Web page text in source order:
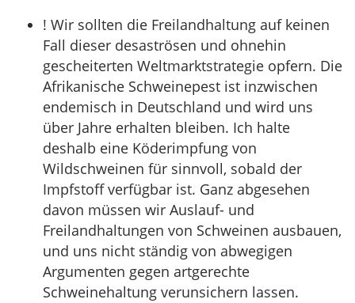
! Wir sollten die Freilandhaltung auf keinen
Fall dieser desaströsen und ohnehin
gescheiterten Weltmarktstrategie opfern. Die
Afrikanische Schweinepest ist inzwischen
endemisch in Deutschland und wird uns
über Jahre erhalten bleiben. Ich halte
deshalb eine Köderimpfung von
Wildschweinen für sinnvoll, sobald der
Impfstoff verfügbar ist. Ganz abgesehen
davon müssen wir Auslauf- und
Freilandhaltungen von Schweinen ausbauen,
und uns nicht ständig von abwegigen
Argumenten gegen artgerechte
Schweinehaltung verunsichern lassen.